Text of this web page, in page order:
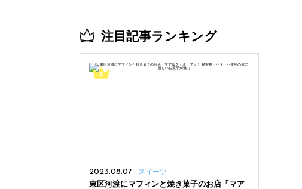
注目記事ランキング
2023.08.07 スイーツ
東区河渡にマフィンと焼き菓子のお店「マア